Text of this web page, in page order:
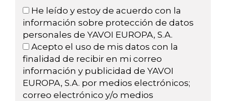
He leído y estoy de acuerdo con la
información sobre protección de datos
personales de YAVOI EUROPA, S.A.
Acepto el uso de mis datos con la
finalidad de recibir en mi correo
información y publicidad de YAVOI
EUROPA, S.A. por medios electrónicos;
correo electrónico y/o medios